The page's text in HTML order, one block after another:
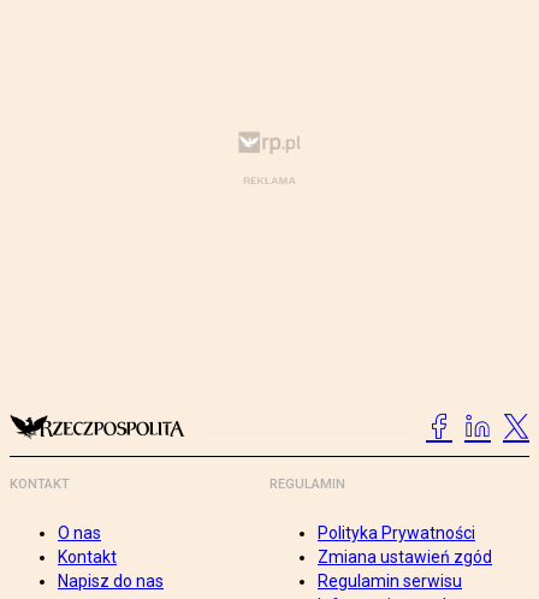
KONTAKT
O nas
Kontakt
Napisz do nas
REGULAMIN
Polityka Prywatności
Zmiana ustawień zgód
Regulamin serwisu